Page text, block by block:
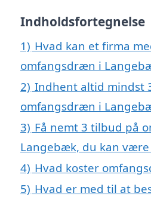
Indholdsfortegnelse
1) Hvad kan et firma
omfangsdræn i
2) Indhent altid mindst
omfangsdræn i
3) Få nemt 3 tilbud på
Langebæk, du kan
4) Hvad koster
5) Hvad er med til at